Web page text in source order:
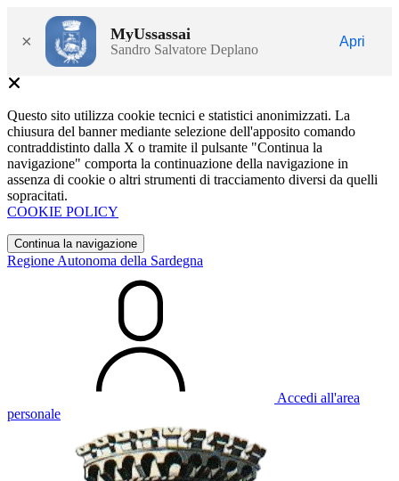
× MyUssassai
Sandro Salvatore Deplano
Apri
Questo sito utilizza cookie tecnici e statistici anonimizzati. La
chiusura del banner mediante selezione dell'apposito comando
contraddistinto dalla X o tramite il pulsante "Continua la
navigazione" comporta la continuazione della navigazione in
assenza di cookie o altri strumenti di tracciamento diversi da quelli
sopracitati.
COOKIE POLICY
Continua la navigazione
Regione Autonoma della Sardegna
Accedi all'area
personale